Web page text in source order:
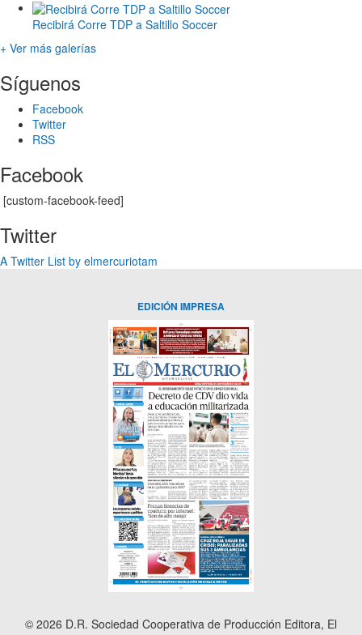
Recibirá Corre TDP a Saltillo Soccer
+ Ver más galerías
Síguenos
Facebook
Twitter
RSS
Facebook
[custom-facebook-feed]
Twitter
A Twitter List by elmercuriotam
EDICIÓN IMPRESA
© 2026 D.R. Sociedad Cooperativa de Producción Editora, El